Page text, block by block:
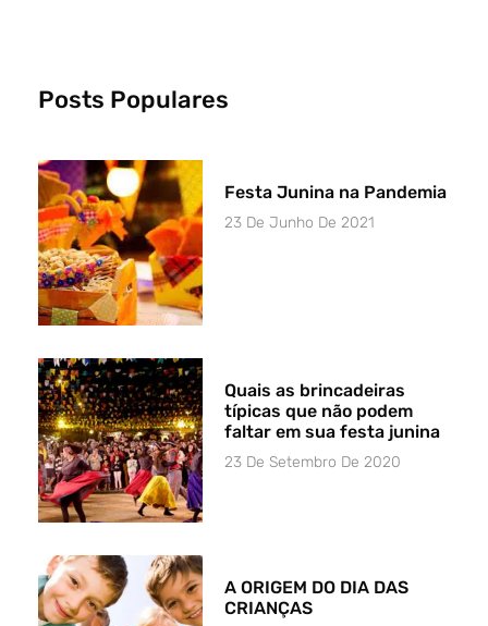
Posts Populares
Festa Junina na Pandemia
23 De Junho De 2021
Quais as brincadeiras
típicas que não podem
faltar em sua festa junina
23 De Setembro De 2020
A ORIGEM DO DIA DAS
CRIANÇAS